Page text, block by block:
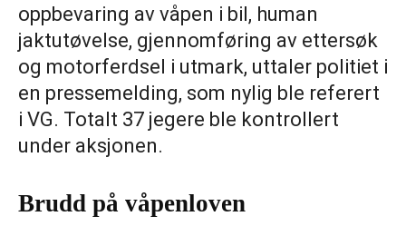
oppbevaring av våpen i bil, human
jaktutøvelse, gjennomføring av ettersøk
og motorferdsel i utmark, uttaler politiet i
en pressemelding, som nylig ble referert
i VG. Totalt 37 jegere ble kontrollert
under aksjonen.
Brudd på våpenloven